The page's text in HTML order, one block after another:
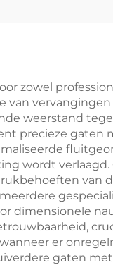
zowel
vervangingen
weerstand
precieze gaten
wordt verlaagd.
van
dimensionele
er
gaten